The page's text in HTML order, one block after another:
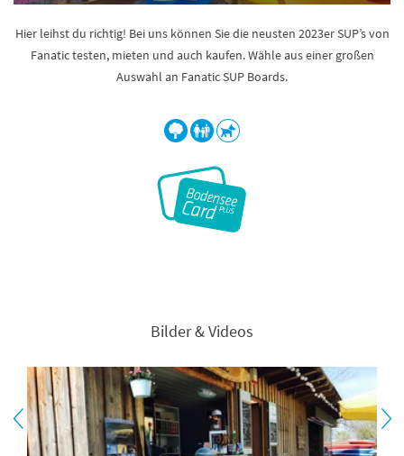
Hier leihst du richtig! Bei uns können Sie die neusten 2023er SUP’s von
Fanatic testen, mieten und auch kaufen. Wähle aus einer großen
Auswahl an Fanatic SUP Boards.
Bilder & Videos